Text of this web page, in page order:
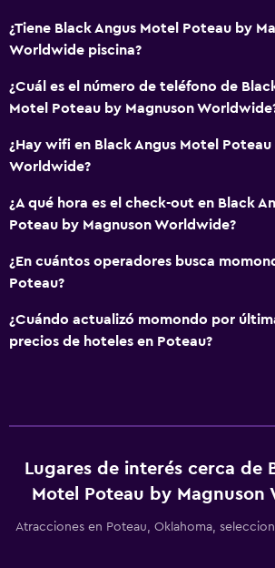
¿Tiene Black Angus Motel Poteau by
Worldwide piscina?
¿Cuál es el número de teléfono de
Motel Poteau by Magnuson
¿Hay wifi en Black Angus Motel
Worldwide?
¿A qué hora es el check-out en Black
Poteau by Magnuson Worldwide?
¿En cuántos operadores busca
Poteau?
¿Cuándo actualizó momondo por
precios de hoteles en Poteau?
Lugares de interés cerca de
Motel Poteau by Magnuson
Atracciones en Poteau, Oklahoma,